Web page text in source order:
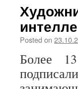
Posted on
Более
подписали